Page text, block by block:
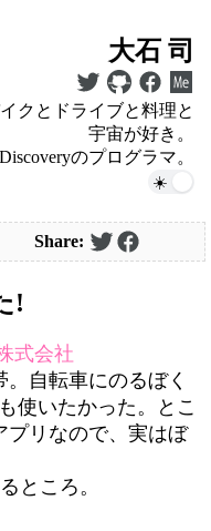
大石 司
クとドライブと料理と
宇宙が好き。
のプログラマ。
Share:
!
式会社
。自転車にのるぼく
使いたかった。とこ
プリなので、実はぼ
ところ。